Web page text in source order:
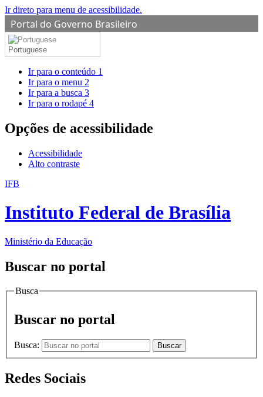
Ir direto para menu de acessibilidade.
Portal do Governo Brasileiro
Portuguese
Ir para o conteúdo 1
Ir para o menu 2
Ir para a busca 3
Ir para o rodapé 4
Opções de acessibilidade
Acessibilidade
Alto contraste
IFB
Instituto Federal de Brasília
Ministério da Educação
Buscar no portal
Busca
Buscar no portal
Busca: Buscar
Redes Sociais